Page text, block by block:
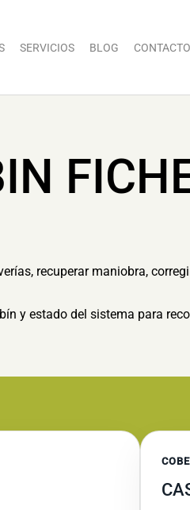
SERVICIOS BLOG CONTACTO
recuperar maniobra,
y estado del sistema para